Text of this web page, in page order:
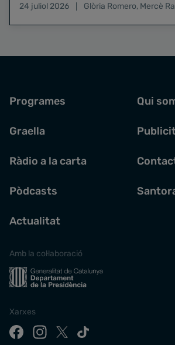
24 juliol 2026
Glòria Romero, Mercè
Programes
Graella
Ràdio a la carta
Pòdcasts
Actualitat
Qui
Amb la col·laboració
Xarxes